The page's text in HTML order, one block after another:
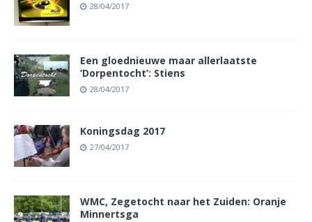
28/04/2017
Een gloednieuwe maar allerlaatste
‘Dorpentocht’: Stiens
28/04/2017
Koningsdag 2017
27/04/2017
WMC, Zegetocht naar het Zuiden: Oranje
Minnertsga